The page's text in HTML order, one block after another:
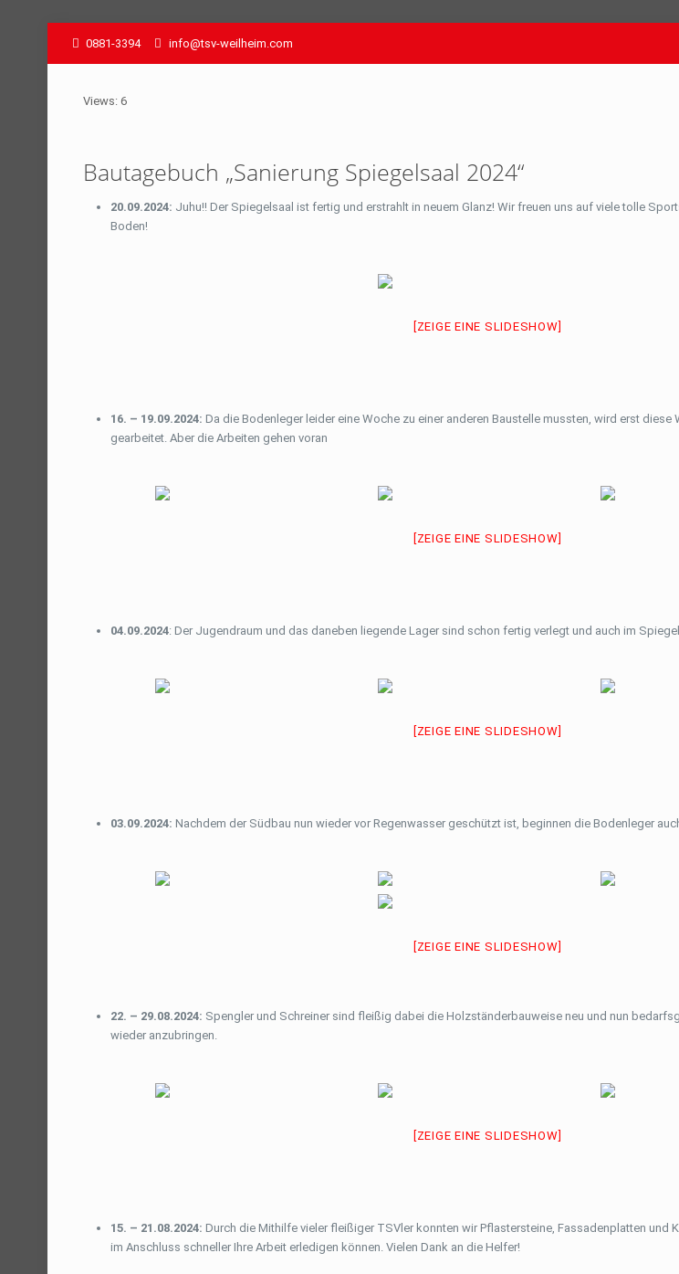
0881-3394 info@tsv-weilheim.com
Views: 6
Bautagebuch „Sanierung Spiegelsaal 2024“
20.09.2024: Juhu!! Der Spiegelsaal ist fertig und erstrahlt in neuem Glanz! Wir freuen uns auf viele tolle
Boden!
[ZEIGE EINE SLIDESHOW]
16. – 19.09.2024: Da die Bodenleger leider eine Woche zu einer anderen Baustelle mussten, wird erst diese
gearbeitet. Aber die Arbeiten gehen voran
[ZEIGE EINE SLIDESHOW]
04.09.2024: Der Jugendraum und das daneben liegende Lager sind schon fertig verlegt und auch im
[ZEIGE EINE SLIDESHOW]
03.09.2024: Nachdem der Südbau nun wieder vor Regenwasser geschützt ist, beginnen die Bodenleger
[ZEIGE EINE SLIDESHOW]
22. – 29.08.2024: Spengler und Schreiner sind fleißig dabei die Holzständerbauweise neu und nun
wieder anzubringen.
[ZEIGE EINE SLIDESHOW]
15. – 21.08.2024: Durch die Mithilfe vieler fleißiger TSVler konnten wir Pflastersteine, Fassadenplatten und
im Anschluss schneller Ihre Arbeit erledigen können. Vielen Dank an die Helfer!